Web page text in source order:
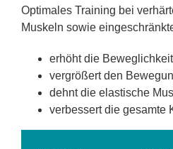
Optimales Training bei
Muskeln sowie
erhöht die
vergrößert den
dehnt die elastische
verbessert die gesamte